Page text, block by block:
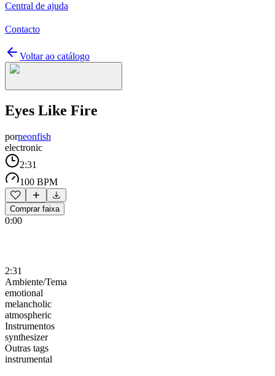
Central de ajuda
Contacto
Voltar ao catálogo
Eyes Like Fire
porneonfish
electronic
2:31
100 BPM
Comprar faixa
0:00
2:31
Ambiente/Tema
emotional
melancholic
atmospheric
Instrumentos
synthesizer
Outras tags
instrumental